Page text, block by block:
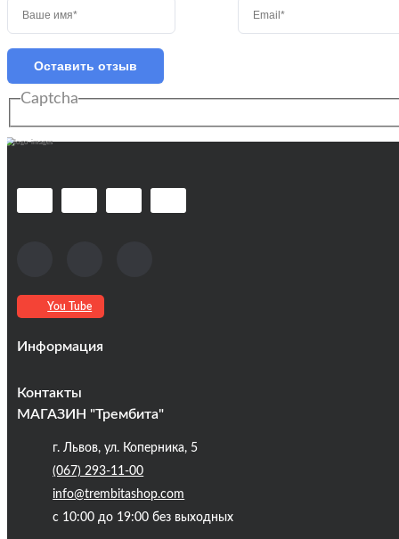
Оставить отзыв
Captcha
You Tube
Информация
Контакты
Публічна оферта
Бренди
Блог
Контакты
МАГАЗИН "Трембита"
г. Львов, ул. Коперника, 5
(067) 293-11-00
info@trembitashop.com
с 10:00 до 19:00 без выходных